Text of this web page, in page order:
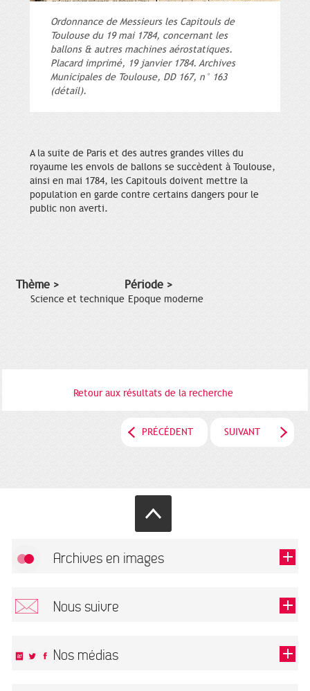
Ordonnance de Messieurs les Capitouls de
Toulouse du 19 mai 1784, concernant les
ballons & autres machines aérostatiques.
Placard imprimé, 19 janvier 1784. Archives
Municipales de Toulouse, DD 167, n° 163
(détail).
A la suite de Paris et des autres grandes villes du
royaume les envols de ballons se succèdent à Toulouse,
ainsi en mai 1784, les Capitouls doivent mettre la
population en garde contre certains dangers pour le
public non averti.
Thème >
Science et technique
Période >
Epoque moderne
Retour aux résultats de la recherche
PRÉCÉDENT SUIVANT
Archives en images
Nous suivre
Nos médias